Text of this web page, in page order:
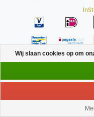
Menu
Wij slaan cookies op om